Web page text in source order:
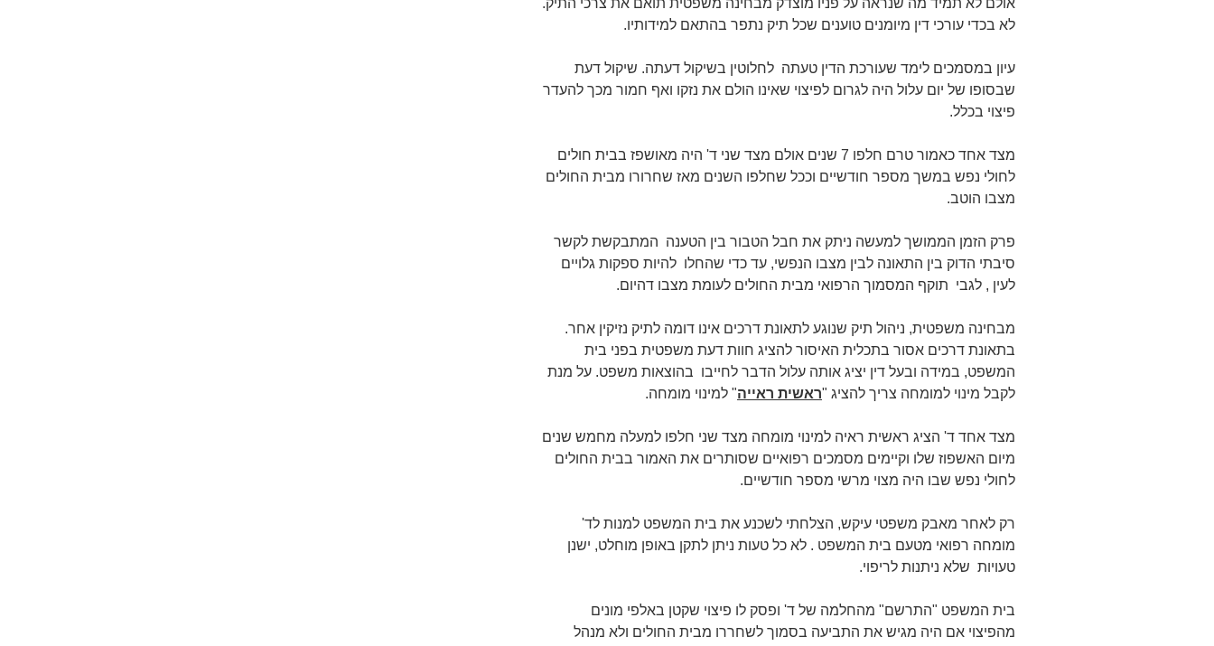
אולם לא תמיד מה שנראה על פניו מוצדק מבחינה משפטית תואם את צרכי התיק.
לא בכדי עורכי דין מיומנים טוענים שכל תיק נתפר בהתאם למידותיו.
עיון במסמכים לימד שעורכת הדין טעתה לחלוטין בשיקול דעתה. שיקול דעת
שבסופו של יום עלול היה לגרום לפיצוי שאינו הולם את נזקו ואף חמור מכך להעדר
פיצוי בכלל.
מצד אחד כאמור טרם חלפו 7 שנים אולם מצד שני ד' היה מאושפז בבית חולים
לחולי נפש במשך מספר חודשיים וככל שחלפו השנים מאז שחרורו מבית החולים
מצבו הוטב.
פרק הזמן הממושך למעשה ניתק את חבל הטבור בין הטענה המתבקשת לקשר
סיבתי הדוק בין התאונה לבין מצבו הנפשי, עד כדי שהחלו להיות ספקות גלויים
לעין , לגבי תוקף המסמוך הרפואי מבית החולים לעומת מצבו דהיום.
מבחינה משפטית, ניהול תיק שנוגע לתאונת דרכים אינו דומה לתיק נזיקין אחר.
בתאונת דרכים אסור בתכלית האיסור להציג חוות דעת משפטית בפני בית
המשפט, במידה ובעל דין יציג אותה עלול הדבר לחייבו בהוצאות משפט. על מנת
לקבל מינוי למומחה צריך להציג "ראשית ראייה" למינוי מומחה.
מצד אחד ד' הציג ראשית ראיה למינוי מומחה מצד שני חלפו למעלה מחמש שנים
מיום האשפוז שלו וקיימים מסמכים רפואיים שסותרים את האמור בבית החולים
לחולי נפש שבו היה מצוי מרשי מספר חודשיים.
רק לאחר מאבק משפטי עיקש, הצלחתי לשכנע את בית המשפט למנות לד'
מומחה רפואי מטעם בית המשפט . לא כל טעות ניתן לתקן באופן מוחלט, ישנן
טעויות שלא ניתנות לריפוי.
בית המשפט "התרשם" מהחלמה של ד' ופסק לו פיצוי שקטן באלפי מונים
מהפיצוי אם היה מגיש את התביעה בסמוך לשחררו מבית החולים ולא מנהל